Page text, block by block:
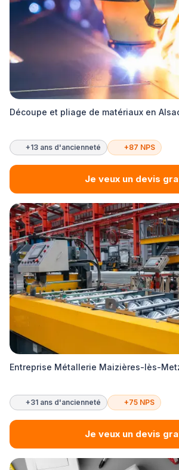
Découpe et pliage de matériaux en
+13 ans d'ancienneté +87 NPS
Je veux un devis
Entreprise Métallerie Maizières-lès-
+31 ans d'ancienneté +75 NPS
Je veux un devis